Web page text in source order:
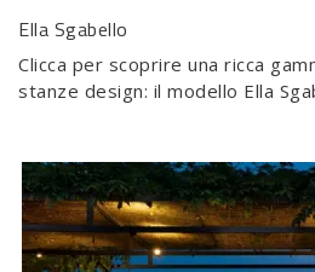
Ella Sgabello
Clicca per scoprire una ricca
stanze design: il modello Ella